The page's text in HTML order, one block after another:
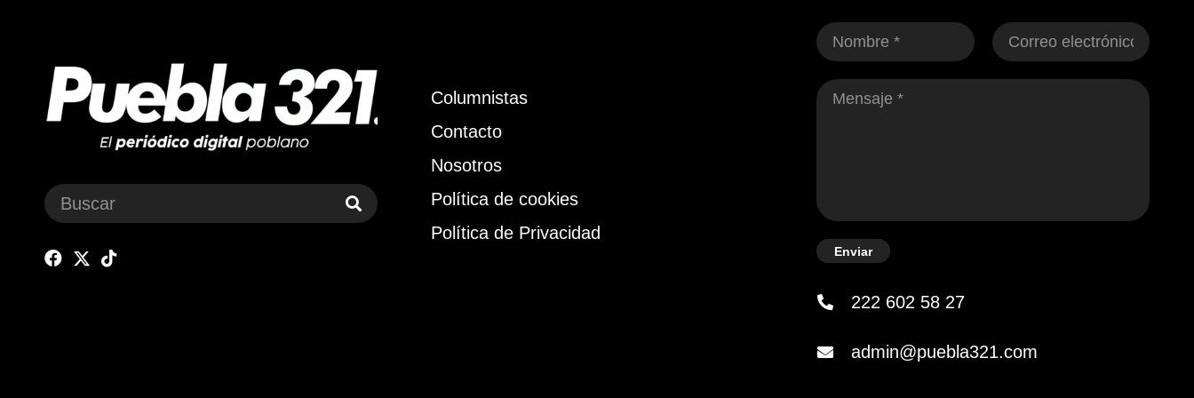
Columnistas
Contacto
Nosotros
Política de cookies
Política de Privacidad
Enviar
222 602 58 27
admin@puebla321.com